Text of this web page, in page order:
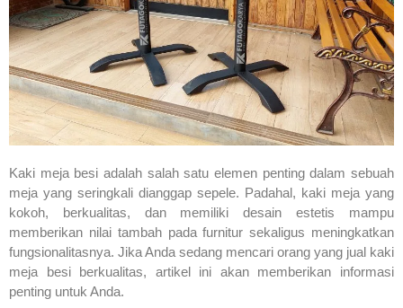
Kaki meja besi adalah salah satu elemen penting dalam sebuah
meja yang seringkali dianggap sepele. Padahal, kaki meja yang
kokoh, berkualitas, dan memiliki desain estetis mampu
memberikan nilai tambah pada furnitur sekaligus meningkatkan
fungsionalitasnya. Jika Anda sedang mencari orang yang jual kaki
meja besi berkualitas, artikel ini akan memberikan informasi
penting untuk Anda.